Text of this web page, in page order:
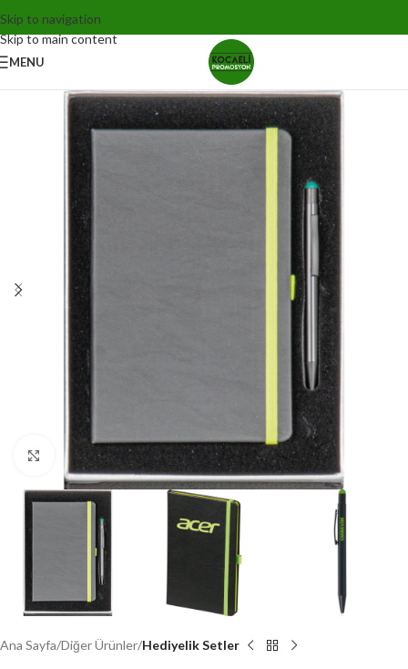
Skip to navigation
Skip to main content
MENU
Click to enlarge
Ana Sayfa Diğer Ürünler Hediyelik Setler